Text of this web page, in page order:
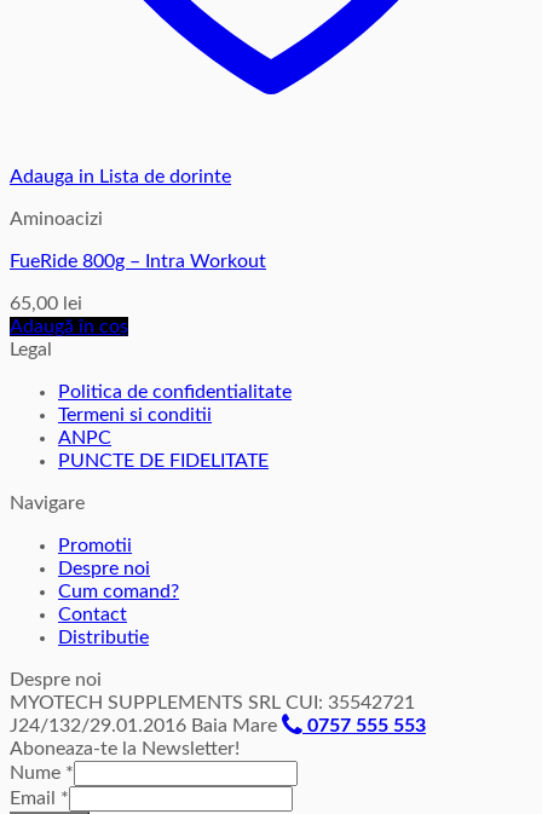
Adauga in Lista de dorinte
Aminoacizi
FueRide 800g – Intra Workout
65,00 lei
Adaugă în coș
Legal
Politica de confidentialitate
Termeni si conditii
ANPC
PUNCTE DE FIDELITATE
Navigare
Promotii
Despre noi
Cum comand?
Contact
Distributie
Despre noi
MYOTECH SUPPLEMENTS SRL CUI: 35542721
J24/132/29.01.2016 Baia Mare
0757 555 553
Aboneaza-te la Newsletter!
Nume *
Email *